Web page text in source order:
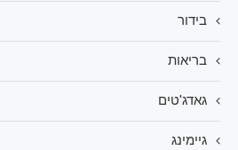
בידור
בריאות
גאדג'טים
גיימינג